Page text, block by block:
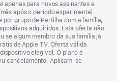
apenas para novos assinantes e
após o período experimental.
por grupo de Partilha com a família,
adquiridos. Esta oferta não
se algum membro da sua família já
de Apple TV. Oferta válida
elegível. O plano é
cancelamento. Aplicam-se